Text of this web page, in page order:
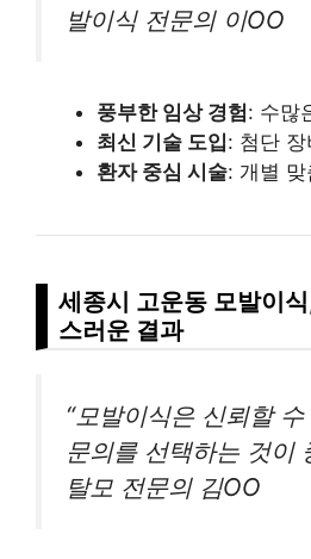
발이식 전문의 이OO
풍부한 임상 경험: 수많
최신 기술 도입: 첨단
환자 중심 시술: 개별
세종시 고운동 모발이
스러운 결과
“모발이식은 신뢰할
문의를 선택하는 것이
탈모 전문의 김OO